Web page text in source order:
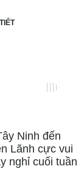
Ninh đến
Lãnh cực vui
nghỉ cuối tuần